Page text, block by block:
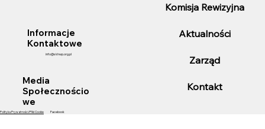
25-lecie pełnienia funkcji Konsula
Honorowego Chile przez Pana Marka
Listowskiego.
Komisja Rewizyjna
Aktualności
Zarząd
Kontakt
Informacje
Kontaktowe
info@skhwp.org.pl
Media
Społecznościo
we
Facebook
Polityka Prywatności/Pliki Cookie